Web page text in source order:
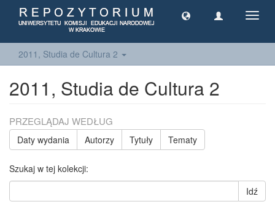
2011, Studia de Cultura 2
2011, Studia de Cultura 2
PRZEGLĄDAJ WEDŁUG
Daty wydania Autorzy Tytuły Tematy
Szukaj w tej kolekcji:
Idź